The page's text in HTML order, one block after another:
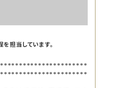
担当しています。